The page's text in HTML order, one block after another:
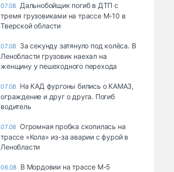
07.08 Дальнобойщик погиб в ДТП с
тремя грузовиками на трассе М-10 в
Тверской области
07.08 За секунду затянуло под колёса. В
Ленобласти грузовик наехал на
женщину у пешеходного перехода
07.08 На КАД фургоны бились о КАМАЗ,
ограждение и друг о друга. Погиб
водитель
07.08 Огромная пробка скопилась на
трассе «Кола» из-за аварии с фурой в
Ленобласти
06.08 В Мордовии на трассе М-5